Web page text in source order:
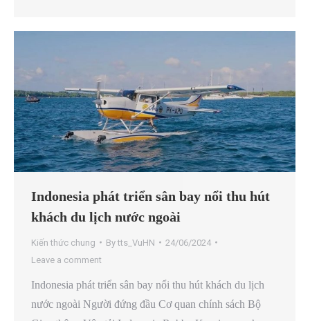
Indonesia phát triển sân bay nổi thu hút
khách du lịch nước ngoài
Kiến thức chung Bytts_VuHN
24/06/2024
Leave a comment
Indonesia phát triển sân bay nổi thu hút khách du lịch
nước ngoài Người đứng đầu Cơ quan chính sách Bộ